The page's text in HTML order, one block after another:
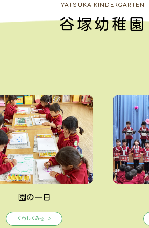
YATSUKA KINDERGARTEN
谷塚幼稚園
園の一日
くわしくみる ＞